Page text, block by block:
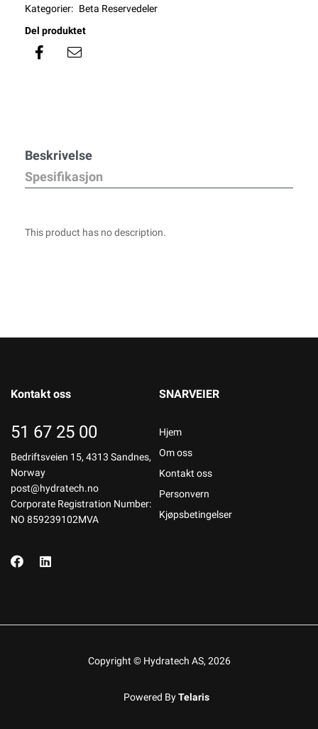
Kategorier: Beta Reservedeler
Del produktet
Beskrivelse
Spesifikasjon
This product has no description.
Kontakt oss
51 67 25 00
Bedriftsveien 15, 4313 Sandnes,
Norway
post@hydratech.no
Corporate Registration Number:
NO 859239102MVA
SNARVEIER
Hjem
Om oss
Kontakt oss
Personvern
Kjøpsbetingelser
Copyright © Hydratech AS, 2026
Powered ByTelaris